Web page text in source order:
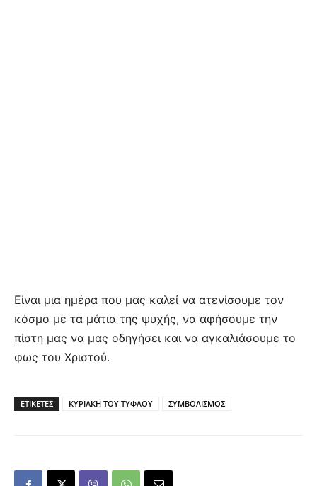
Είναι μια ημέρα που μας καλεί να ατενίσουμε τον
κόσμο με τα μάτια της ψυχής, να αφήσουμε την
πίστη μας να μας οδηγήσει και να αγκαλιάσουμε το
φως του Χριστού.
ΕΤΙΚΕΤΕΣ ΚΥΡΙΑΚΗ ΤΟΥ ΤΥΦΛΟΥ ΣΥΜΒΟΛΙΣΜΟΣ